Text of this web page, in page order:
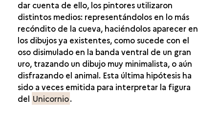
dar cuenta de ello, los pintores utilizaron
distintos medios: representándolos en lo más
recóndito de la cueva, haciéndolos aparecer en
los dibujos ya existentes, como sucede con el
oso disimulado en la banda ventral de un gran
uro, trazando un dibujo muy minimalista, o aún
disfrazando el animal. Esta última hipótesis ha
sido a veces emitida para interpretar la figura
del Unicornio.